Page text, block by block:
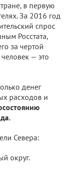
в первую
За 2016 год
спрос
Росстата,
за чертой
— это
денег
расходов и
Севера:
округ.